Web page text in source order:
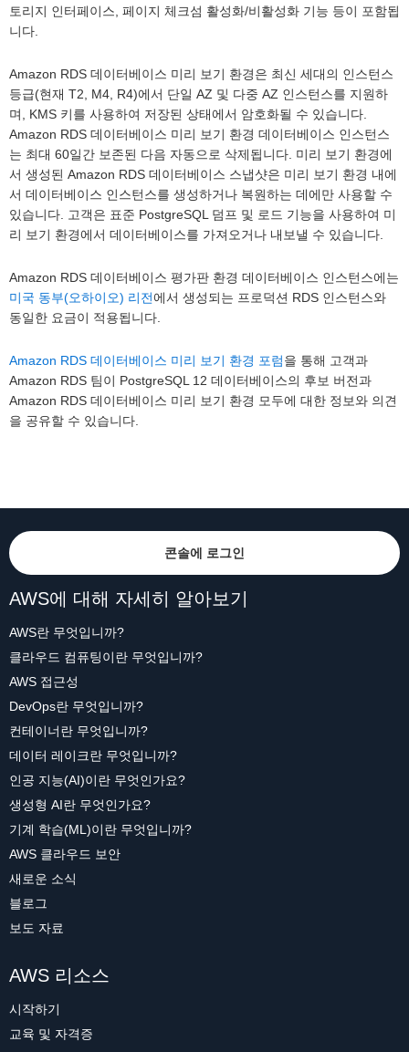
토리지 인터페이스, 페이지 체크섬 활성화/비활성화 기능 등이 포함됩
니다.
Amazon RDS 데이터베이스 미리 보기 환경은 최신 세대의 인스턴스
등급(현재 T2, M4, R4)에서 단일 AZ 및 다중 AZ 인스턴스를 지원하
며, KMS 키를 사용하여 저장된 상태에서 암호화될 수 있습니다.
Amazon RDS 데이터베이스 미리 보기 환경 데이터베이스 인스턴스
는 최대 60일간 보존된 다음 자동으로 삭제됩니다. 미리 보기 환경에
서 생성된 Amazon RDS 데이터베이스 스냅샷은 미리 보기 환경 내에
서 데이터베이스 인스턴스를 생성하거나 복원하는 데에만 사용할 수
있습니다. 고객은 표준 PostgreSQL 덤프 및 로드 기능을 사용하여 미
리 보기 환경에서 데이터베이스를 가져오거나 내보낼 수 있습니다.
Amazon RDS 데이터베이스 평가판 환경 데이터베이스 인스턴스에는
미국 동부(오하이오) 리전에서 생성되는 프로덕션 RDS 인스턴스와
동일한 요금이 적용됩니다.
Amazon RDS 데이터베이스 미리 보기 환경 포럼을 통해 고객과
Amazon RDS 팀이 PostgreSQL 12 데이터베이스의 후보 버전과
Amazon RDS 데이터베이스 미리 보기 환경 모두에 대한 정보와 의견
을 공유할 수 있습니다.
콘솔에 로그인
AWS에 대해 자세히 알아보기
AWS란 무엇입니까?
클라우드 컴퓨팅이란 무엇입니까?
AWS 접근성
DevOps란 무엇입니까?
컨테이너란 무엇입니까?
데이터 레이크란 무엇입니까?
인공 지능(AI)이란 무엇인가요?
생성형 AI란 무엇인가요?
기계 학습(ML)이란 무엇입니까?
AWS 클라우드 보안
새로운 소식
블로그
보도 자료
AWS 리소스
시작하기
교육 및 자격증